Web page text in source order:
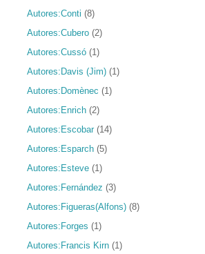
Autores:Conti (8)
Autores:Cubero (2)
Autores:Cussó (1)
Autores:Davis (Jim) (1)
Autores:Domènec (1)
Autores:Enrich (2)
Autores:Escobar (14)
Autores:Esparch (5)
Autores:Esteve (1)
Autores:Fernández (3)
Autores:Figueras(Alfons) (8)
Autores:Forges (1)
Autores:Francis Kirn (1)